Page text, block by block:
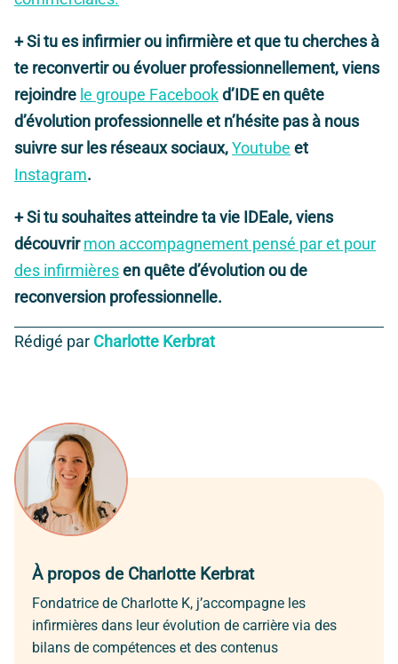
+ Si tu es infirmier ou infirmière et que tu cherches à
te reconvertir ou évoluer professionnellement, viens
rejoindre le groupe Facebookd’IDE en quête
d’évolution professionnelle et n’hésite pas à nous
suivre sur les réseaux sociaux,Youtube et
Instagram.
+ Si tu souhaites atteindre ta vie IDEale, viens
découvrirmon accompagnement pensé par et pour
des infirmièresen quête d’évolution ou de
reconversion professionnelle.
Rédigé par Charlotte Kerbrat
À propos de Charlotte Kerbrat
Fondatrice de Charlotte K, j’accompagne les
infirmières dans leur évolution de carrière via des
bilans de compétences et des contenus